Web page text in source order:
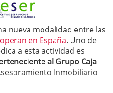
nueva modalidad entre las
en España. Uno de
a esta actividad es
al Grupo Caja
Inmobiliario